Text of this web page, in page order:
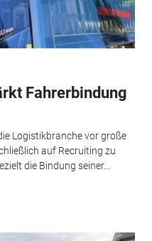
Fahrerbindung
Logistikbranche vor große
auf Recruiting zu
die Bindung seiner...